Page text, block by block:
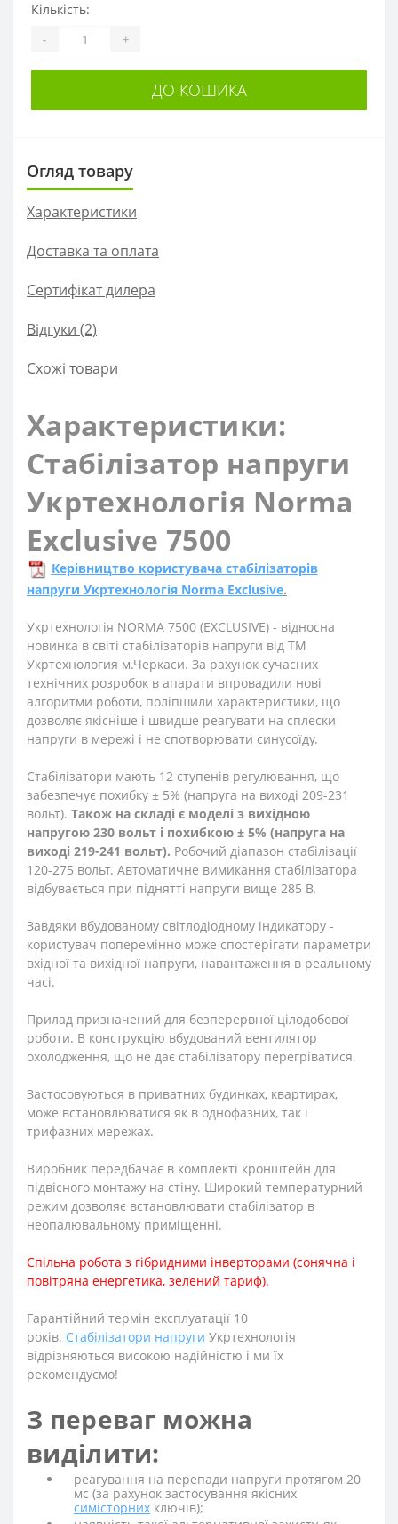
Кількість:
- +
ДО КОШИКА
Огляд товару
Характеристики
Доставка та оплата
Сертифікат дилера
Відгуки (2)
Схожі товари
Характеристики:
Стабілізатор напруги
Укртехнологія Norma
Exclusive 7500
Керівництво користувача стабілізаторів
напруги Укртехнологія Norma Exclusive.
Укртехнологія NORMA 7500 (EXСLUSIVE) - відносна
новинка в світі стабілізаторів напруги від ТМ
Укртехнология м.Черкаси. За рахунок сучасних
технічних розробок в апарати впровадили нові
алгоритми роботи, поліпшили характеристики, що
дозволяє якісніше і швидше реагувати на сплески
напруги в мережі і не спотворювати синусоїду.
Стабілізатори мають 12 ступенів регулювання, що
забезпечує похибку ± 5% (напруга на виході 209-231
вольт). Також на складі є моделі з вихідною
напругою 230 вольт і похибкою ± 5% (напруга на
виході 219-241 вольт). Робочий діапазон стабілізації
120-275 вольт. Автоматичне вимикання стабілізатора
відбувається при піднятті напруги вище 285 В.
Завдяки вбудованому світлодіодному індикатору -
користувач поперемінно може спостерігати параметри
вхідної та вихідної напруги, навантаження в реальному
часі.
Прилад призначений для безперервної цілодобової
роботи. В конструкцію вбудований вентилятор
охолодження, що не дає стабілізатору перегріватися.
Застосовуються в приватних будинках, квартирах,
може встановлюватися як в однофазних, так і
трифазних мережах.
Виробник передбачає в комплекті кронштейн для
підвісного монтажу на стіну. Широкий температурний
режим дозволяє встановлювати стабілізатор в
неопалювальному приміщенні.
Спільна робота з гібридними інверторами (сонячна і
повітряна енергетика, зелений тариф).
Гарантійний термін експлуатації 10
років. Стабілізатори напруги Укртехнологія
відрізняються високою надійністю і ми їх
рекомендуємо!
З переваг можна
виділити:
реагування на перепади напруги протягом 20
мс (за рахунок застосування якісних
симісторних ключів);